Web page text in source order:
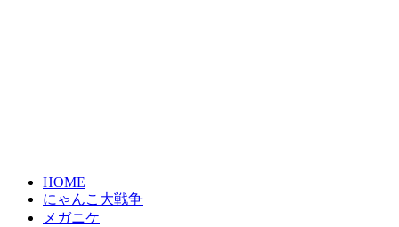
HOME
にゃんこ大戦争
メガニケ